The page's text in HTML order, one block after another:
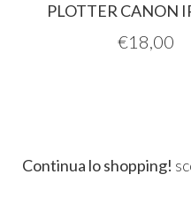
PLOTTER CANON
€18,00
Continua lo shopping!